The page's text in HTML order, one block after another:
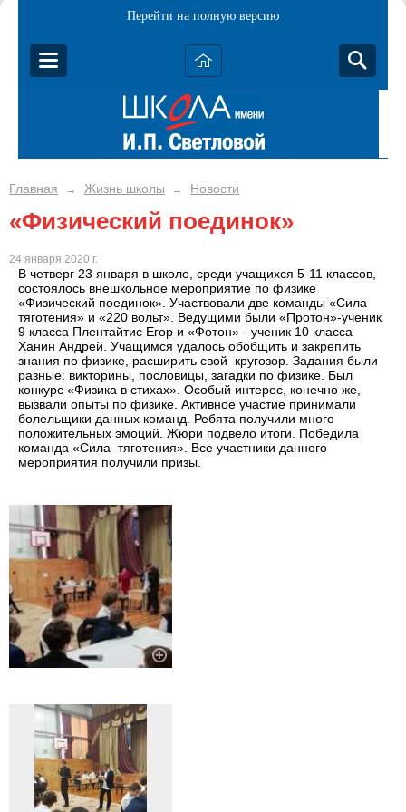
Перейти на полную версию
Главная → Жизнь школы → Новости
«Физический поединок»
24 января 2020 г.
В четверг 23 января в школе, среди учащихся 5-11 классов,
состоялось внешкольное мероприятие по физике
«Физический поединок». Участвовали две команды «Сила
тяготения» и «220 вольт». Ведущими были «Протон»-ученик
9 класса Плентайтис Егор и «Фотон» - ученик 10 класса
Ханин Андрей. Учащимся удалось обобщить и закрепить
знания по физике, расширить свой кругозор. Задания были
разные: викторины, пословицы, загадки по физике. Был
конкурс «Физика в стихах». Особый интерес, конечно же,
вызвали опыты по физике. Активное участие принимали
болельщики данных команд. Ребята получили много
положительных эмоций. Жюри подвело итоги. Победила
команда «Сила тяготения». Все участники данного
мероприятия получили призы.